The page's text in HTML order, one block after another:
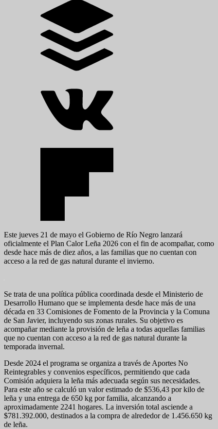
Este jueves 21 de mayo el Gobierno de Río Negro lanzará
oficialmente el Plan Calor Leña 2026 con el fin de acompañar, como
desde hace más de diez años, a las familias que no cuentan con
acceso a la red de gas natural durante el invierno.
Se trata de una política pública coordinada desde el Ministerio de
Desarrollo Humano que se implementa desde hace más de una
década en 33 Comisiones de Fomento de la Provincia y la Comuna
de San Javier, incluyendo sus zonas rurales. Su objetivo es
acompañar mediante la provisión de leña a todas aquellas familias
que no cuentan con acceso a la red de gas natural durante la
temporada invernal.
Desde 2024 el programa se organiza a través de Aportes No
Reintegrables y convenios específicos, permitiendo que cada
Comisión adquiera la leña más adecuada según sus necesidades.
Para este año se calculó un valor estimado de $536,43 por kilo de
leña y una entrega de 650 kg por familia, alcanzando a
aproximadamente 2241 hogares. La inversión total asciende a
$781.392.000, destinados a la compra de alrededor de 1.456.650 kg
de leña.